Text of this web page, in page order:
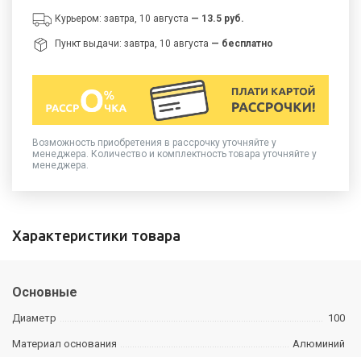
Курьером: завтра, 10 августа — 13.5 руб.
Пункт выдачи: завтра, 10 августа — бесплатно
Возможность приобретения в рассрочку уточняйте у
менеджера. Количество и комплектность товара уточняйте у
менеджера.
Характеристики товара
Основные
Диаметр 100
Материал основания Алюминий